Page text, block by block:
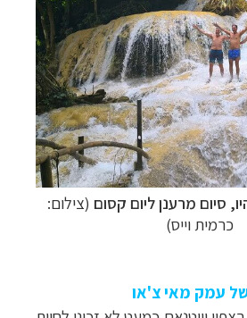
סיום מרענן ליום קסום (צילום:
כרמית וייס)
של עמק מאי צ'או
למזרח הרחוקלחצו לרשימת יעדים »
לפולינזיה הצרפתיתלחצו לפרטים »
טיולים לאוסטרליה וניו זילנד לחצו לרשימת